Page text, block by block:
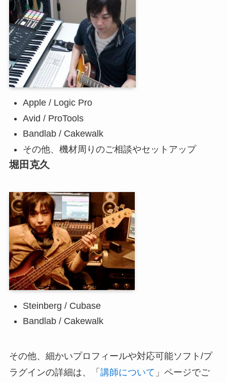
Apple / Logic Pro
Avid / ProTools
Bandlab / Cakewalk
その他、機材周りのご相談やセットアップ
堀田克久
Steinberg / Cubase
Bandlab / Cakewalk
その他、細かいプロフィールや対応可能ソフト/プ
ラグインの詳細は、「 講師について 」ページでご